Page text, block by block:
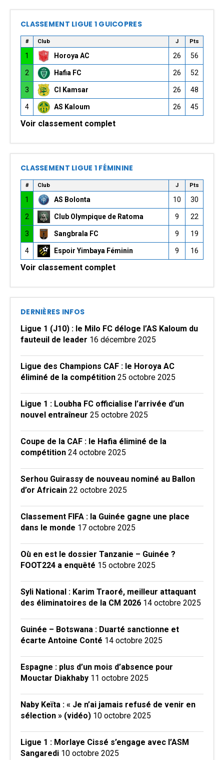
CLASSEMENT LIGUE 1 GUICOPRES
# Club J Pts
1 Horoya AC 26 56
2 Hafia FC 26 52
3 CI Kamsar 26 48
4 AS Kaloum 26 45
Voir classement complet
CLASSEMENT LIGUE 1 FÉMININE
# Club J Pts
1 AS Bolonta 10 30
2 Club Olympique de Ratoma 9 22
3 Sangbrala FC 9 19
4 Espoir Yimbaya Féminin 9 16
Voir classement complet
DERNIÈRES INFOS
Ligue 1 (J10) : le Milo FC déloge l’AS Kaloum du
fauteuil de leader 16 décembre 2025
Ligue des Champions CAF : le Horoya AC
éliminé de la compétition 25 octobre 2025
Ligue 1 : Loubha FC officialise l’arrivée d’un
nouvel entraîneur 25 octobre 2025
Coupe de la CAF : le Hafia éliminé de la
compétition 24 octobre 2025
Serhou Guirassy de nouveau nominé au Ballon
d’or Africain 22 octobre 2025
Classement FIFA : la Guinée gagne une place
dans le monde 17 octobre 2025
Où en est le dossier Tanzanie – Guinée ?
FOOT224 a enquêté 15 octobre 2025
Syli National : Karim Traoré, meilleur attaquant
des éliminatoires de la CM 2026 14 octobre 2025
Guinée – Botswana : Duarté sanctionne et
écarte Antoine Conté 14 octobre 2025
Espagne : plus d’un mois d’absence pour
Mouctar Diakhaby 11 octobre 2025
Naby Keïta : « Je n’ai jamais refusé de venir en
sélection » (vidéo) 10 octobre 2025
Ligue 1 : Morlaye Cissé s’engage avec l’ASM
Sangaredi 10 octobre 2025